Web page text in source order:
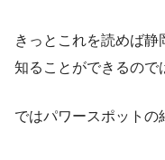
きっとこれを読めば
知ることができるので
ではパワースポットの